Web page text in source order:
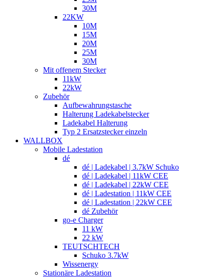
30M
22KW
10M
15M
20M
25M
30M
Mit offenem Stecker
11kW
22kW
Zubehör
Aufbewahrungstasche
Halterung Ladekabelstecker
Ladekabel Halterung
Typ 2 Ersatzstecker einzeln
WALLBOX
Mobile Ladestation
dé
dé | Ladekabel | 3.7kW Schuko
dé | Ladekabel | 11kW CEE
dé | Ladekabel | 22kW CEE
dé | Ladestation | 11kW CEE
dé | Ladestation | 22kW CEE
dé Zubehör
go-e Charger
11 kW
22 kW
TEUTSCHTECH
Schuko 3.7kW
Wissenergy
Stationäre Ladestation